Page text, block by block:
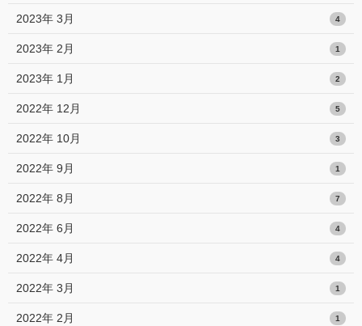
2023年 3月 4
2023年 2月 1
2023年 1月 2
2022年 12月 5
2022年 10月 3
2022年 9月 1
2022年 8月 7
2022年 6月 4
2022年 4月 4
2022年 3月 1
2022年 2月 1